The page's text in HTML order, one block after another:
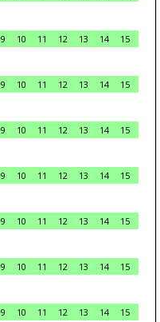
10 11 12 13 14
15
10 11 12 13 14
15
10 11 12 13 14
15
10 11 12 13 14
15
10 11 12 13 14
15
10 11 12 13 14
15
10 11 12 13 14
15